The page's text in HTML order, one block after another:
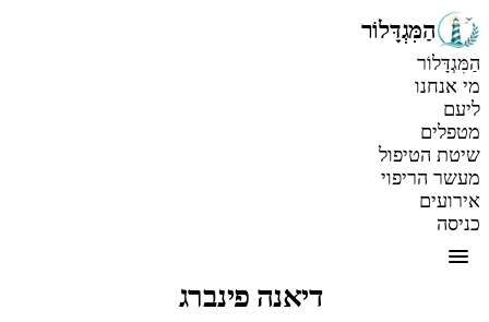
הַמִּגְדָּלוֹר
הַמִּגְדָּלוֹר
מי אנחנו
ליעם
מטפלים
שיטת הטיפול
מעשר הריפוי
אירועים
כניסה
דיאנה פינברג